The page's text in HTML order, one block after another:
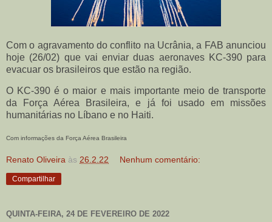
Com o agravamento do conflito na Ucrânia, a FAB anunciou
hoje (26/02) que vai enviar duas aeronaves KC-390 para
evacuar os brasileiros que estão na região.
O KC-390 é o maior e mais importante meio de transporte
da Força Aérea Brasileira, e já foi usado em missões
humanitárias no Líbano e no Haiti.
Com informações da Força Aérea Brasileira
Renato Oliveira às 26.2.22 Nenhum comentário:
Compartilhar
QUINTA-FEIRA, 24 DE FEVEREIRO DE 2022